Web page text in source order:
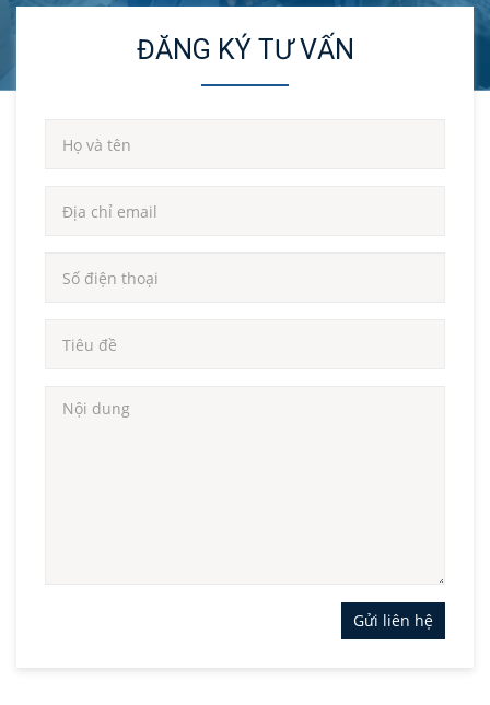
ĐĂNG KÝ TƯ VẤN
Gửi liên hệ